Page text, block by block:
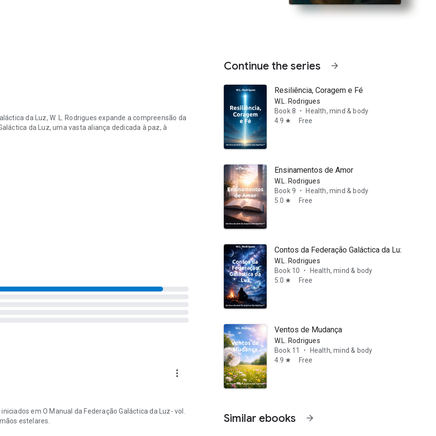
da Luz, W. L. Rodrigues expande a compreensão da
da Luz, uma vasta aliança dedicada à paz, à
os Anunnaki, Telosianos e Lemurianos.
L. Rodrigues “Ad Astra Cum Amore — Às Estrelas com Amor.” Nesta poderosa continuação de O Manual da Federação Galáctica da
more_vert
em O Manual da Federação Galáctica da Luz- vol.
estelares.
Continue the series arrow_forward
Resiliência, Coragem e Fé
W.L. Rodrigues
Book 8
•
Health, mind & body
4.9 star Free
Ensinamentos de Amor
W.L. Rodrigues
Book 9
•
Health, mind & body
5.0 star Free
Contos da Federação Galáctica da Luz
W.L. Rodrigues
Book 10
•
Health, mind & body
5.0 star Free
Ventos de Mudança
W.L. Rodrigues
Book 11
•
Health, mind & body
4.9 star Free
Similar ebooks arrow_forward